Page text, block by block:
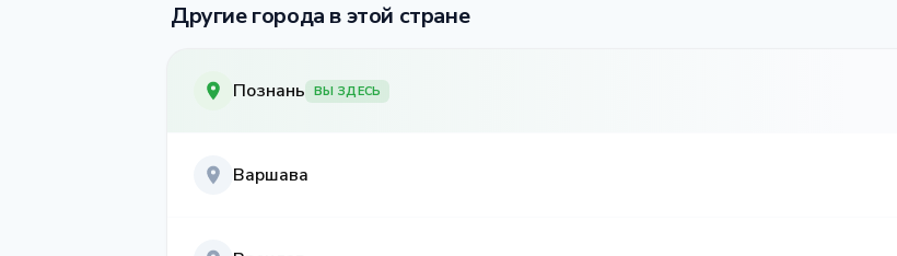
Другие города в этой стране
Познань ВЫ ЗДЕСЬ
Варшава